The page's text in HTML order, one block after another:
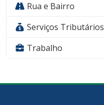
Rua e Bairro
Serviços Tributários
Trabalho